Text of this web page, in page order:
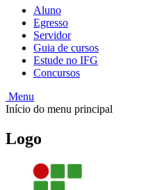
Aluno
Egresso
Servidor
Guia de cursos
Estude no IFG
Concursos
Menu
Início do menu principal
Logo